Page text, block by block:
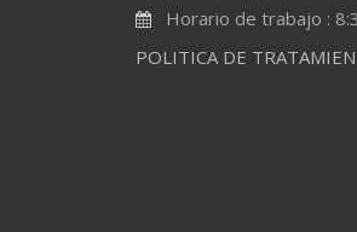
Horario de trabajo :
POLITICA DE